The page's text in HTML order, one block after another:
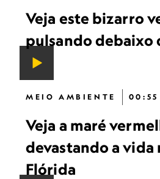
Veja este bizarro
pulsando debaixo
MEIO AMBIENTE 00:55
Veja a maré
devastando a vida
Flórida